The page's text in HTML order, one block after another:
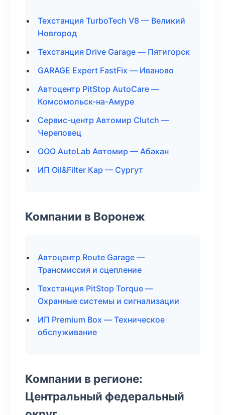
Техстанция TurboTech V8 — Великий
Новгород
Техстанция Drive Garage — Пятигорск
GARAGE Expert FastFix — Иваново
Автоцентр PitStop AutoCare —
Комсомольск-на-Амуре
Сервис-центр Автомир Clutch —
Череповец
ООО AutoLab Автомир — Абакан
ИП Oil&Filter Кар — Сургут
Компании в Воронеж
Автоцентр Route Garage —
Трансмиссия и сцепление
Техстанция PitStop Torque —
Охранные системы и сигнализации
ИП Premium Box — Техническое
обслуживание
Компании в регионе:
Центральный федеральный